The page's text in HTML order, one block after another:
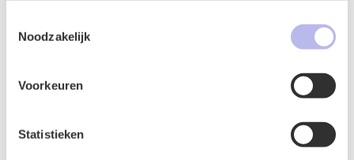
uw gebruik van hun services.
Noodzakelijk
Voorkeuren
Statistieken
Advies
er zijn, (ii) welke passend zijn en (iii) hoe deze te
Jos van der
Artikel 4 lid 1, sub e EU Merkenrichtlijn 2015[2]
HvJEU 23 april 2020, zaak C-237/19